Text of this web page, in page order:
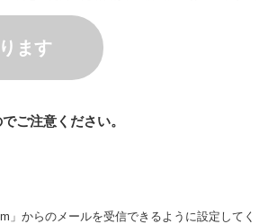
ます
ご注意ください。
からのメールを受信できるように設定してく